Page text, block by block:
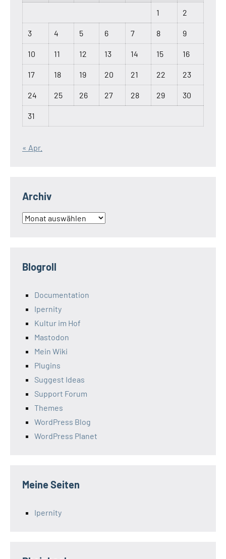
1 2
3 4 5 6 7 8 9
10 11 12 13 14 15 16
17 18 19 20 21 22 23
24 25 26 27 28 29 30
31
« Apr.
Archiv
Archiv
Blogroll
Documentation
Ipernity
Kultur im Hof
Mastodon
Mein Wiki
Plugins
Suggest Ideas
Support Forum
Themes
WordPress Blog
WordPress Planet
Meine Seiten
Ipernity